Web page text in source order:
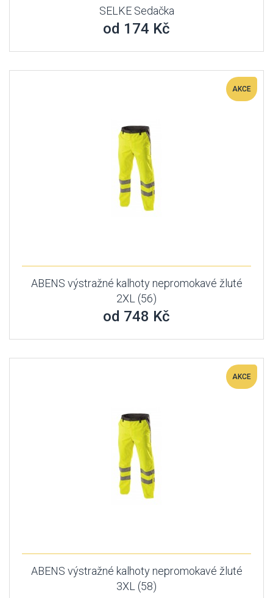
SELKE Sedačka
od 174 Kč
AKCE
ABENS výstražné kalhoty nepromokavé žluté
2XL (56)
od 748 Kč
AKCE
ABENS výstražné kalhoty nepromokavé žluté
3XL (58)